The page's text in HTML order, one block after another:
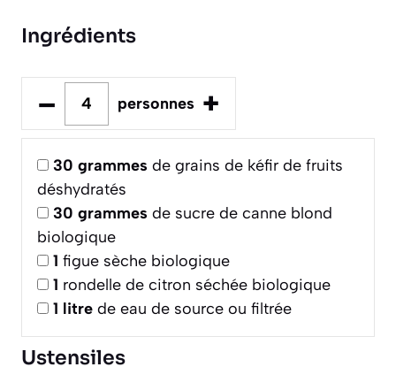
Ingrédients
– personnes +
30 grammes de grains de kéfir de fruits
déshydratés
30 grammes de sucre de canne blond
biologique
1 figue sèche biologique
1 rondelle de citron séchée biologique
1 litre de eau de source ou filtrée
Ustensiles